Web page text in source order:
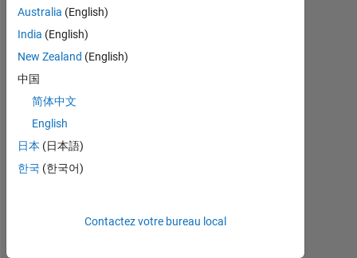
CONTRIBUTIONS L
0
1
Australia (English)
India (English)
New Zealand (English)
中国
简体中文
English
日本 (日本語)
한국 (한국어)
Contactez votre bureau local